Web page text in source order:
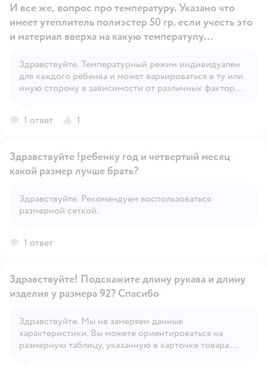
Открыть вопрос
И все же, вопрос про температуру. Указано что
имеет утеплитель полиэстер 50 гр. если учесть это
и материал вверха на какую температупу
Здравствуйте. Температурный режим индивидуален
для каждого ребенка и может варьироваться в ту или
иную сторону в зависимости от различных факторов
активность ребенка и т.д.
1 ответ 1
Открыть вопрос
Здравствуйте !ребенку год и четвертый месяц
какой размер лучше брать?
Здравствуйте. Рекомендуем воспользоваться
размерной сеткой.
1 ответ
Открыть вопрос
Здравствуйте! Подскажите длину рукава и длину
изделия у размера 92? Спасибо
Здравствуйте. Мы не замеряем данные
характеристики. Вы можете ориентироваться на
размерную таблицу, указанную в карточке товара.